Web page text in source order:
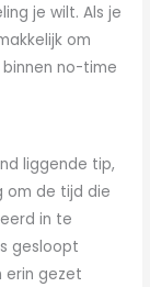
je wilt. Als je
om
no-time
liggende tip,
om de tijd die
in te
gesloopt
erin gezet